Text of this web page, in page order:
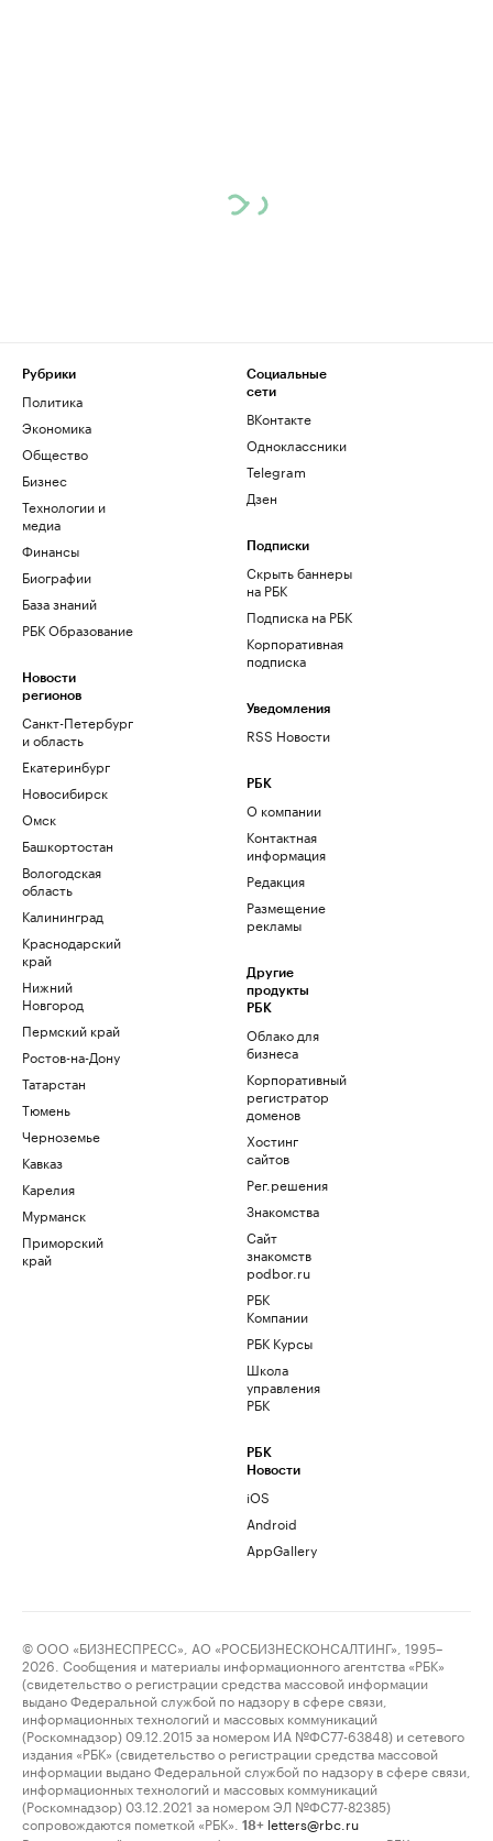
Рубрики
Политика
Экономика
Общество
Бизнес
Технологии и
медиа
Финансы
Биографии
База знаний
РБК Образование
Новости
регионов
Санкт-Петербург
и область
Екатеринбург
Новосибирск
Омск
Башкортостан
Вологодская
область
Калининград
Краснодарский
край
Нижний
Новгород
Пермский край
Ростов-на-Дону
Татарстан
Тюмень
Черноземье
Кавказ
Карелия
Мурманск
Приморский
край
Социальные
сети
ВКонтакте
Одноклассники
Telegram
Дзен
Подписки
Скрыть баннеры
на РБК
Подписка на РБК
Корпоративная
подписка
Уведомления
RSS Новости
РБК
О компании
Контактная
информация
Редакция
Размещение
рекламы
Другие
продукты
РБК
Облако для
бизнеса
Корпоративный
регистратор
доменов
Хостинг
сайтов
Рег.решения
Знакомства
Сайт
знакомств
podbor.ru
РБК
Компании
РБК Курсы
Школа
управления
РБК
РБК
Новости
iOS
Android
AppGallery
© ООО «БИЗНЕСПРЕСС», АО «РОСБИЗНЕСКОНСАЛТИНГ», 1995–
2026. Сообщения и материалы информационного агентства «РБК»
(свидетельство о регистрации средства массовой информации
выдано Федеральной службой по надзору в сфере связи,
информационных технологий и массовых коммуникаций
(Роскомнадзор) 09.12.2015 за номером ИА №ФС77-63848) и сетевого
издания «РБК» (свидетельство о регистрации средства массовой
информации выдано Федеральной службой по надзору в сфере связи,
информационных технологий и массовых коммуникаций
(Роскомнадзор) 03.12.2021 за номером ЭЛ №ФС77-82385)
сопровождаются пометкой «РБК».
18+ letters@rbc.ru